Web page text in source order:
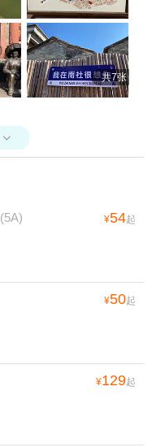
共7张

(5A) ¥54起
¥50起
¥129起